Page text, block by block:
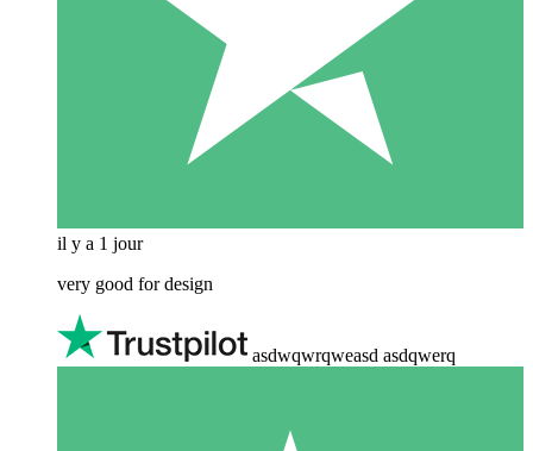
il y a 1 jour
very good for design
asdwqwrqweasd asdqwerq